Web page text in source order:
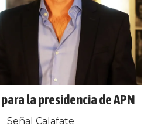
la presidencia de APN
Señal Calafate